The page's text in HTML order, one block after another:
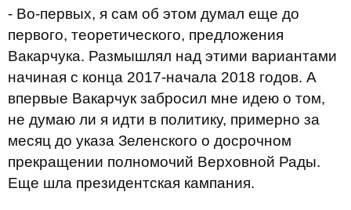
- Во-первых, я сам об этом думал еще до
первого, теоретического, предложения
Вакарчука. Размышлял над этими вариантами
начиная с конца 2017-начала 2018 годов. А
впервые Вакарчук забросил мне идею о том,
не думаю ли я идти в политику, примерно за
месяц до указа Зеленского о досрочном
прекращении полномочий Верховной Рады.
Еще шла президентская кампания.